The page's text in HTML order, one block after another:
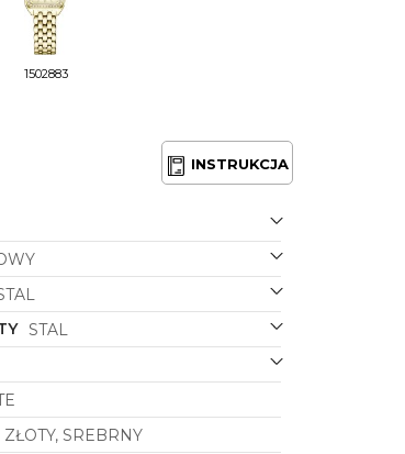
1502883
INSTRUKCJA
STAL
ZŁOTY, SREBRNY